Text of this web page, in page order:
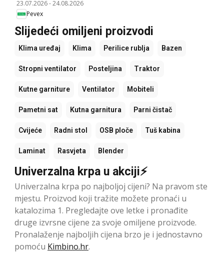
23.07.2026-24.08.2026
Pevex
Slijedeći omiljeni proizvodi
Klima uređaj Klima Perilice rublja Bazen
Stropni ventilator Posteljina Traktor
Kutne garniture Ventilator Mobiteli
Pametni sat Kutna garnitura Parni čistač
Cvijeće Radni stol OSB ploče Tuš kabina
Laminat Rasvjeta Blender
Univerzalna krpa u akciji⚡
Univerzalna krpa po najboljoj cijeni? Na pravom ste
mjestu. Proizvod koji tražite možete pronaći u
katalozima 1. Pregledajte ove letke i pronađite
druge izvrsne cijene za svoje omiljene proizvode.
Pronalaženje najboljih cijena brzo je i jednostavno
pomoću Kimbino.hr.